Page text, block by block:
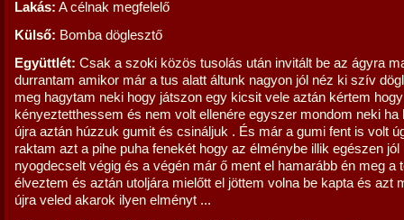
Lakás: A célnak megfelelő
Külső: Bomba döglesztő
Együttlét: Csak a szoki közös tusolás után invitált be az ágyra
durrantam amikor már a tus alatt áltunk nagyon jól néz ki szív
meg hagytam neki hogy játszon egy kicsit vele aztán kértem
kényeztetthessem és nem volt ellenére egyszer mondom neki ha
újra aztán húzzuk gumit és csináljuk . És már a gumi fent is volt
raktam azt a pihe puha fenekét hogy az élménybe illik egészen jól
nyogdecselt végig és a végén már ő ment el hamarább én meg a
élveztem és aztán utoljára mielőtt el jöttem volna be kapta és azt
újra veled akarok ilyen elményt ...